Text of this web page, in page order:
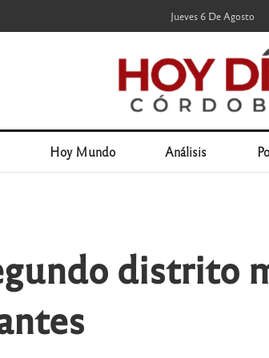
Jueves 6 De Agosto
Hoy Mundo Análisis
distrito